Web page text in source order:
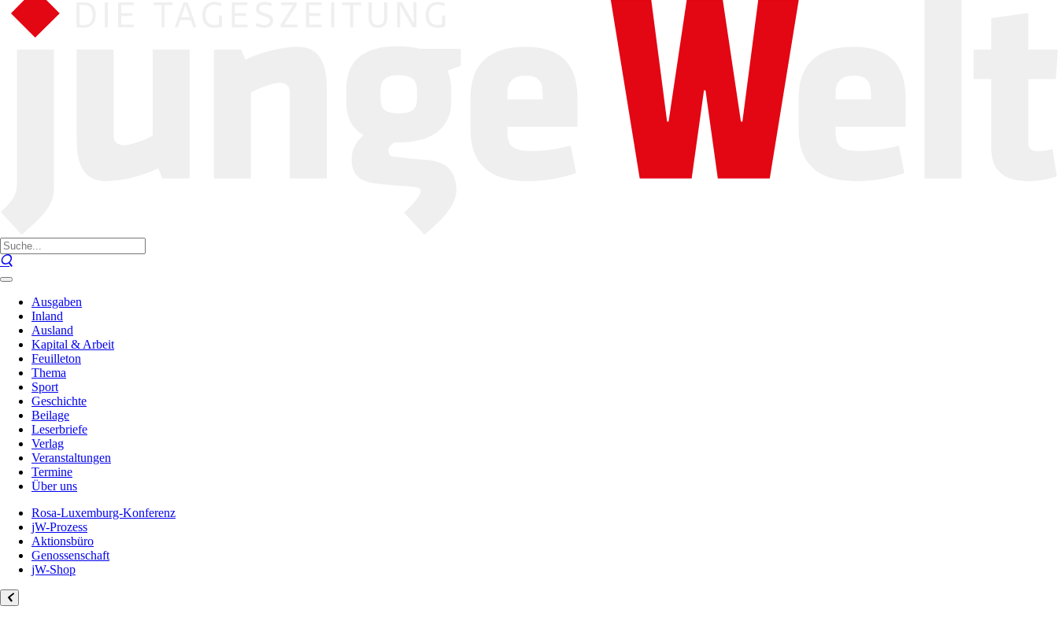
Ausgaben
Inland
Ausland
Kapital & Arbeit
Feuilleton
Thema
Sport
Geschichte
Beilage
Leserbriefe
Verlag
Veranstaltungen
Termine
Über uns
Rosa-Luxemburg-Konferenz
jW-Prozess
Aktionsbüro
Genossenschaft
jW-Shop